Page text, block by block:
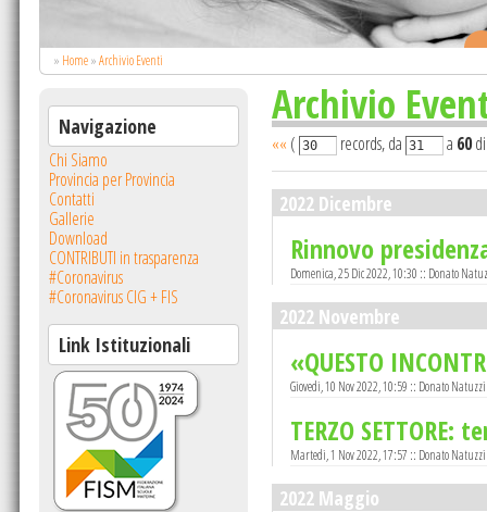
» Home»Archivio Eventi
Archivio
«« ( records, da a 60di
2022 Dicembre
Rinnovo
Domenica, 25 Dic 2022, 10:30 :: Donato
2022 Novembre
«QUESTO
Giovedi, 10 Nov 2022, 10:59 :: Donato Natuzzi
TERZO
Martedi, 1 Nov 2022, 17:57 :: Donato Natuzzi
2022 Maggio
Navigazione
Chi Siamo
Provincia per Provincia
Contatti
Gallerie
Download
CONTRIBUTI in trasparenza
#Coronavirus
#Coronavirus CIG + FIS
Link Istituzionali